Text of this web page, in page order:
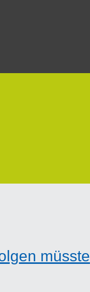
müsste